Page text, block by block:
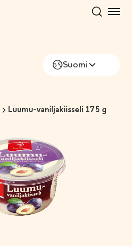
Suomi
Luumu-vaniljakiisseli 175 g